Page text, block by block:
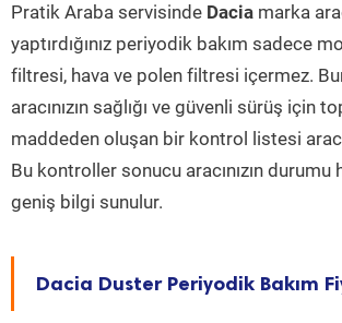
Pratik Araba servisinde Dacia marka
yaptırdığınız periyodik bakım sadece
filtresi, hava ve polen filtresi içermez.
aracınızın sağlığı ve güvenli sürüş için
maddeden oluşan bir kontrol listesi
Bu kontroller sonucu aracınızın durumu
geniş bilgi sunulur.
Dacia Duster Periyodik Bakım